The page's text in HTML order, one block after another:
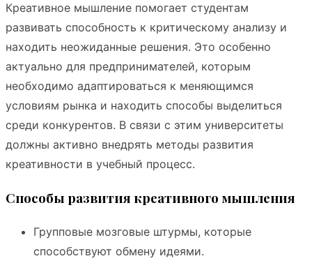
Креативное мышление помогает студентам
развивать способность к критическому анализу и
находить неожиданные решения. Это особенно
актуально для предпринимателей, которым
необходимо адаптироваться к меняющимся
условиям рынка и находить способы выделиться
среди конкурентов. В связи с этим университеты
должны активно внедрять методы развития
креативности в учебный процесс.
Способы развития креативного мышления
Групповые мозговые штурмы, которые
способствуют обмену идеями.